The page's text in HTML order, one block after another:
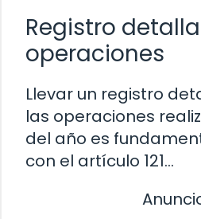
Registro
operaciones
Llevar un registro
las operaciones
del año es
con el artículo 121…